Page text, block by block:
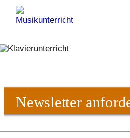
Newsletter